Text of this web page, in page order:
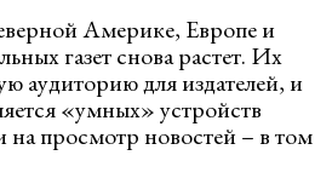
Америке, Европе и
газет снова растет. Их
аудиторию для издателей, и
«умных» устройств
на просмотр новостей – в том